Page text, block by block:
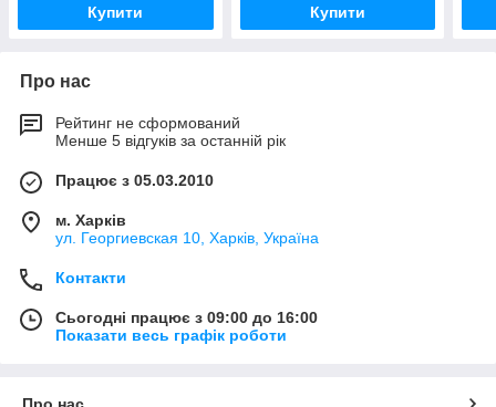
Купити Купити
Про нас
Рейтинг не сформований
Менше 5 відгуків за останній рік
Працює з 05.03.2010
м. Харків
ул. Георгиевская 10, Харків, Україна
Контакти
Сьогодні працює з 09:00 до 16:00
Показати весь графік роботи